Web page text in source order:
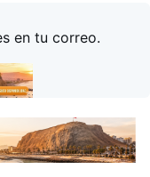
en tu correo.